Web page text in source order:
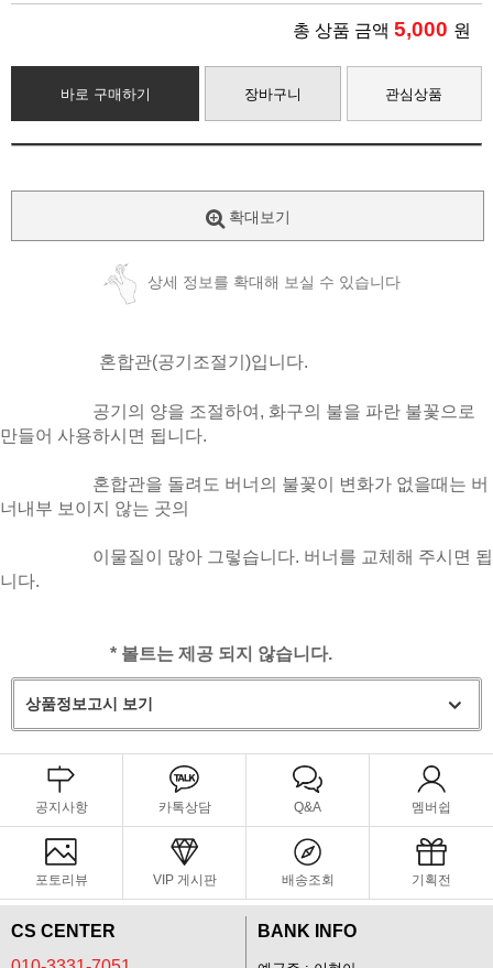
총 상품 금액 5,000 원
바로 구매하기 장바구니 관심상품
확대보기
상세 정보를 확대해 보실 수 있습니다
혼합관(공기조절기)입니다.
공기의 양을 조절하여, 화구의 불을 파란 불꽃으로
만들어 사용하시면 됩니다.
혼합관을 돌려도 버너의 불꽃이 변화가 없을때는 버
너내부 보이지 않는 곳의
이물질이 많아 그렇습니다. 버너를 교체해 주시면 됩
니다.
* 볼트는 제공 되지 않습니다.
상품정보고시 보기
공지사항 카톡상담 Q&A 멤버쉽
포토리뷰 VIP 게시판 배송조회 기획전
CS CENTER
BANK INFO